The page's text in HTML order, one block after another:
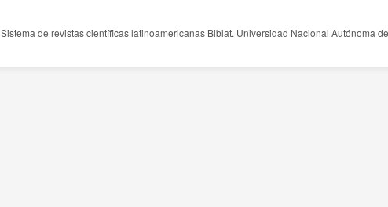
Sistema de revistas científicas latinoamericanas Biblat. Universidad Nacional Autónoma